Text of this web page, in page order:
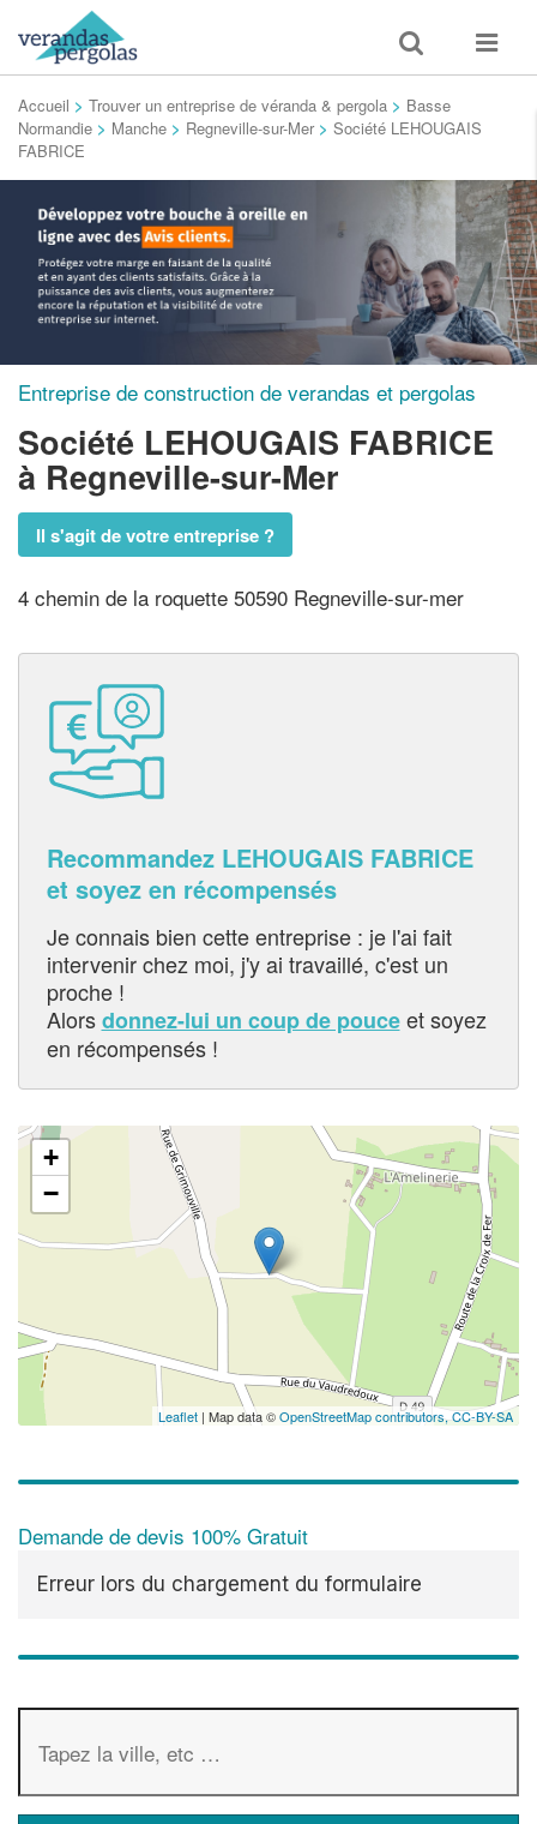
Toggle
search
Toggle
Accueil > Trouver un entreprise de véranda & pergola > Basse
Normandie > Manche > Regneville-sur-Mer > Société LEHOUGAIS
FABRICE
Entreprise de construction de verandas et pergolas
Société LEHOUGAIS FABRICE
à Regneville-sur-Mer
Il s'agit de votre entreprise ?
4 chemin de la roquette 50590 Regneville-sur-mer
Recommandez LEHOUGAIS FABRICE
et soyez en récompensés
Je connais bien cette entreprise : je l'ai fait
intervenir chez moi, j'y ai travaillé, c'est un
proche !
Alorsdonnez-lui un coup de pouceet soyez
en récompensés !
+
−
Leaflet | Map data ©OpenStreetMap contributors,CC-BY-SA
Demande de devis 100% Gratuit
Erreur lors du chargement du formulaire